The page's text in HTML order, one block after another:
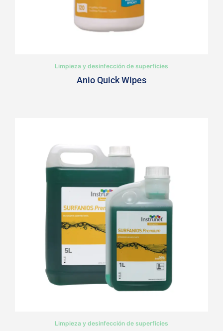
Limpieza y desinfección de superficies
Anio Quick Wipes
Limpieza y desinfección de superficies